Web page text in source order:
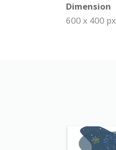
Dimension
600 x 400 px